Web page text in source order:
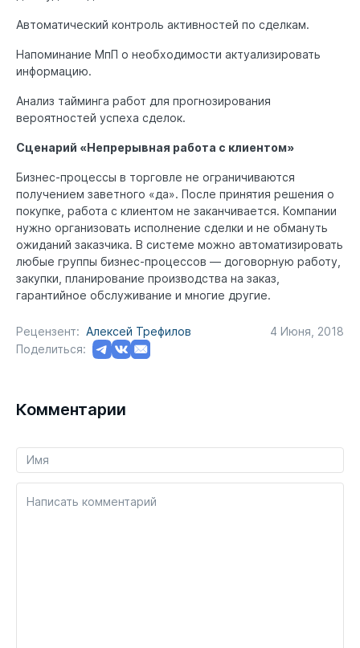
Автоматический контроль активностей по сделкам.
Напоминание МпП о необходимости актуализировать
информацию.
Анализ тайминга работ для прогнозирования
вероятностей успеха сделок.
Сценарий «Непрерывная работа с клиентом»
Бизнес-процессы в торговле не ограничиваются
получением заветного «да». После принятия решения о
покупке, работа с клиентом не заканчивается. Компании
нужно организовать исполнение сделки и не обмануть
ожиданий заказчика. В системе можно автоматизировать
любые группы бизнес-процессов — договорную работу,
закупки, планирование производства на заказ,
гарантийное обслуживание и многие другие.
Рецензент: Алексей Трефилов
4 Июня, 2018
Поделиться:
Комментарии
Написать комментарий